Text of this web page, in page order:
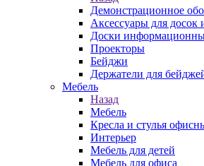
Демонстрационное
Аксессуары для досок
Доски
Проекторы
Бейджи
Держатели для
Мебель
Назад
Мебель
Кресла и стулья
Интерьер
Мебель для детей
Мебель для офиса